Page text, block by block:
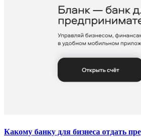
Какому банку для бизнеса отдать